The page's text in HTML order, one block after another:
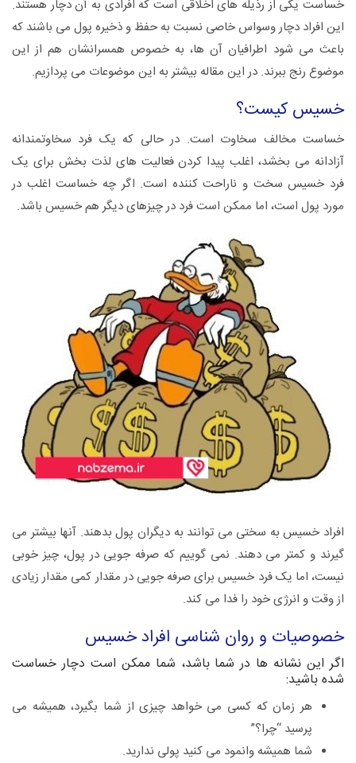
خساست یکی از رذیله های اخلاقی است که افرادی به آن دچار هستند.
این افراد دچار وسواس خاصی نسبت به حفظ و ذخیره پول می باشند که
باعث می شود اطرافیان آن ها، به خصوص همسرانشان هم از این
موضوع رنج ببرند. در این مقاله بیشتر به این موضوعات می پردازیم.
خسیس کیست؟
خساست مخالف سخاوت است. در حالی که یک فرد سخاوتمندانه
آزادانه می بخشد، اغلب پیدا کردن فعالیت های لذت بخش برای یک
فرد خسیس سخت و ناراحت کننده است. اگر چه خساست اغلب در
مورد پول است، اما ممکن است فرد در چیزهای دیگر هم خسیس باشد.
افراد خسیس به سختی می توانند به دیگران پول بدهند. آنها بیشتر می
گیرند و کمتر می دهند. نمی گوییم که صرفه جویی در پول، چیز خوبی
نیست، اما یک فرد خسیس برای صرفه جویی در مقدار کمی مقدار زیادی
از وقت و انرژی خود را فدا می کند.
خصوصیات و روان شناسی افراد خسیس
اگر این نشانه ها در شما باشد، شما ممکن است دچار خساست
شده باشید:
هر زمان که کسی می خواهد چیزی از شما بگیرد، همیشه می
پرسید “چرا؟”
شما همیشه وانمود می کنید پولی ندارید.